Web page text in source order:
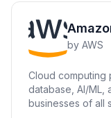
by AWS
Cloud computing
database, AI/
businesses of all